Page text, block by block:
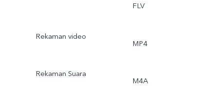
FLV
Rekaman video
MP4
Rekaman Suara
M4A